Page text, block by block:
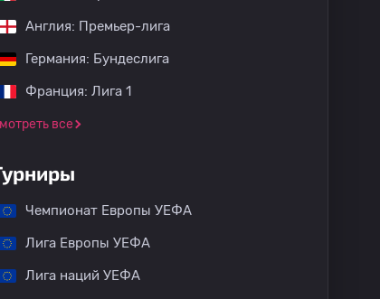
Англия: Премьер-лига
Германия: Бундеслига
Франция: Лига 1
все
Чемпионат Европы УЕФА
Лига Европы УЕФА
Лига наций УЕФА